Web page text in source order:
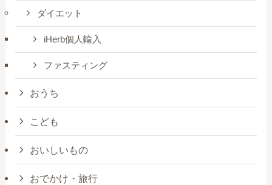
ダイエット
iHerb個人輸入
ファスティング
おうち
こども
おいしいもの
おでかけ・旅行